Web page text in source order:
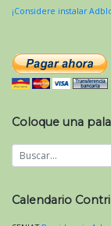
¡Considere instalar
Coloque una
Calendario